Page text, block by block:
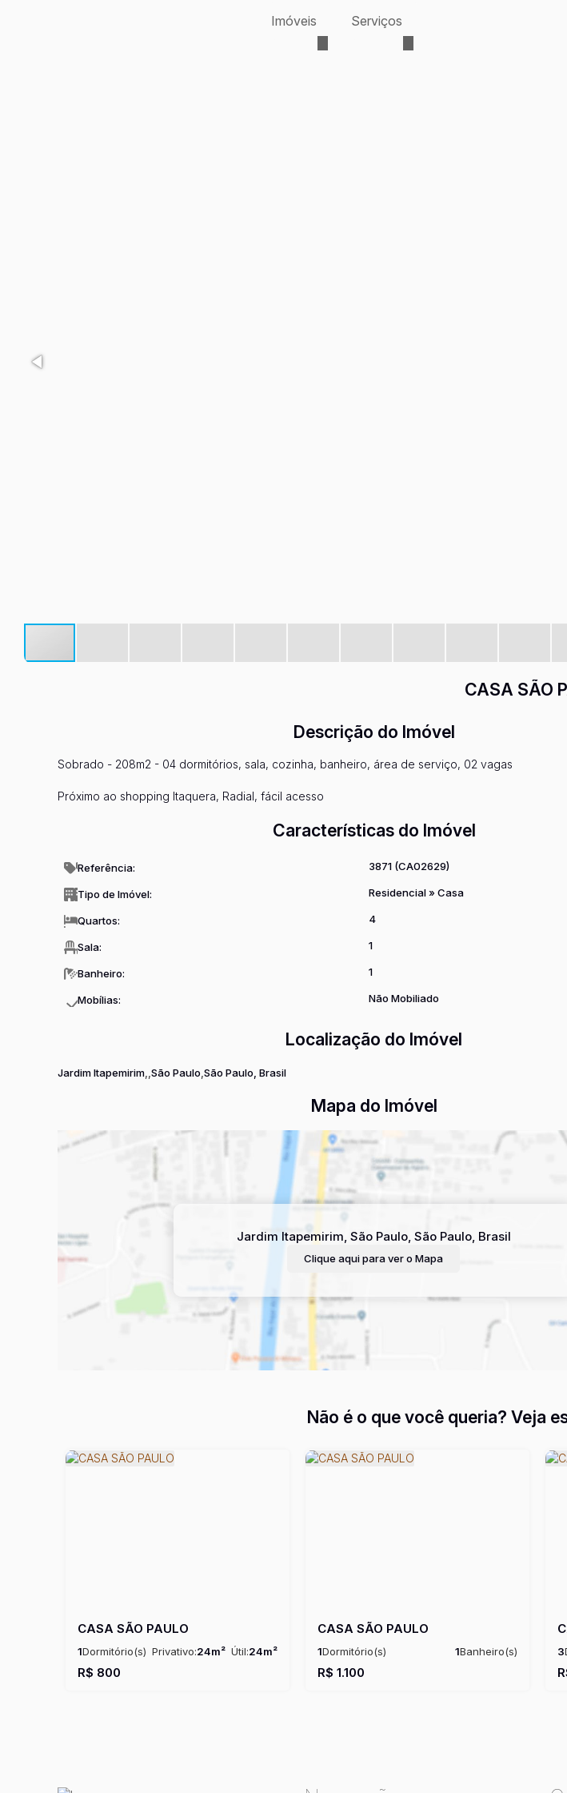
Serviços
Imóveis
CASA SÃO
Descrição do Imóvel
Sobrado - 208m2 - 04 dormitórios, sala, cozinha, banheiro, área de serviço, 02 vagas
Próximo ao shopping Itaquera, Radial, fácil acesso
Características do Imóvel
Referência: 3871 (CA02629)
Tipo de Imóvel: Residencial» Casa
Quartos: 4
Sala: 1
Banheiro: 1
Mobílias: Não Mobiliado
Localização do Imóvel
Jardim Itapemirim São Paulo São Paulo, Brasil
Mapa do Imóvel
Jardim Itapemirim, São Paulo, São Paulo, Brasil
Clique aqui para ver o Mapa
Não é o que você queria? Veja
CASA SÃO PAULO
R$ 800
1Dormitório(s) Privativo:24m² Útil:24m²
CASA SÃO PAULO
R$ 1.100
1Dormitório(s) 1Banheiro(s)
Privativo:40m²
3